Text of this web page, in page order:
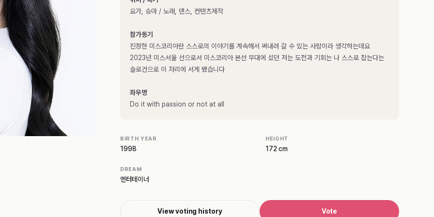
요가, 승마 / 노래, 댄스, 컨텐츠제작
참가동기
진정한 미스코리아란 스스로의 이야기를 계속해서 써내려 갈 수 있는 사람이라 생각하는데요
2023년 미스서울 선으로서 미스코리아 본선 무대에 섰던 저는 도전과 기회는 나 스스로 잡는다는
슬로건으로 이 자리에 서게 됐습니다
좌우명
Do it with passion or not at all
BIRTH YEAR
1998
HEIGHT
172 cm
DREAM
엔터테이너
View voting history Vote